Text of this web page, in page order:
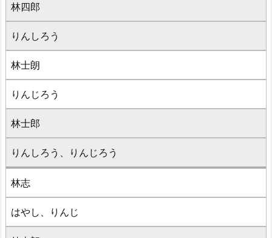
林四郎
りんしろう
林士朗
りんじろう
林士郎
りんしろう、りんじろう
林志
はやし、りんじ